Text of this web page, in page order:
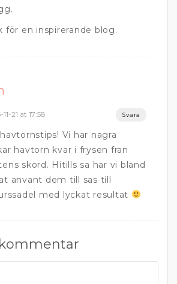
för en inspirerande blog.
21 at 17:58 Svara
Vi har nagra
havtorn kvar i frysen fran
skord. Hitills sa har vi bland
anvant dem till sas till
med lyckat resultat